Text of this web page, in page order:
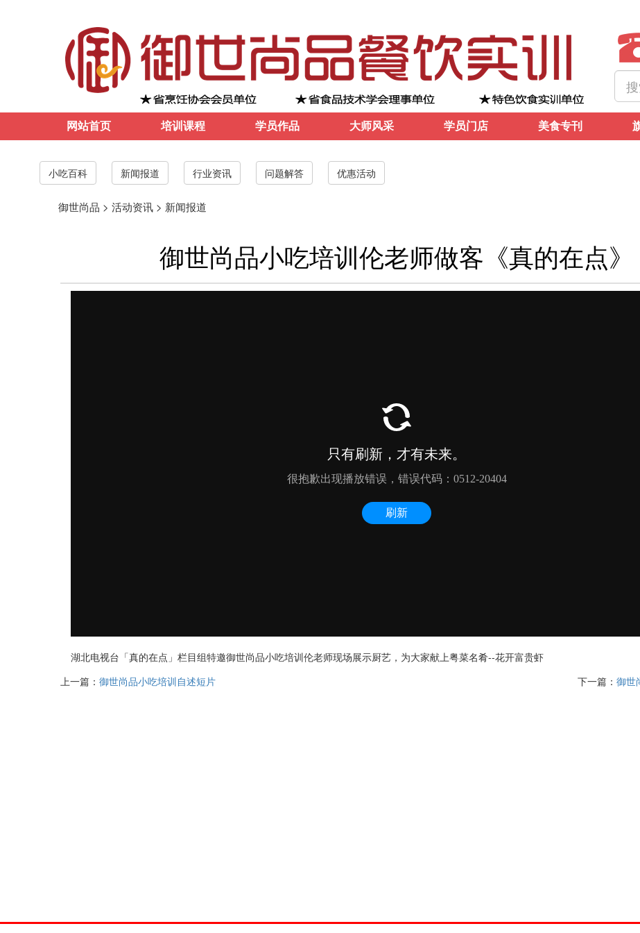
网站首页 培训课程 学员作品 大师风采 学员门店 美食专刊
小吃百科 新闻报道 行业资讯 问题解答 优惠活动
御世尚品 > 活动资讯 > 新闻报道
御世尚品小吃培训伦老师做客《真的在点》
湖北电视台「真的在点」栏目组特邀御世尚品小吃培训伦老师现场展示厨艺，为大家献上粤菜名肴--花开富贵虾
上一篇： 御世尚品小吃培训自述短片 下一篇： 御世